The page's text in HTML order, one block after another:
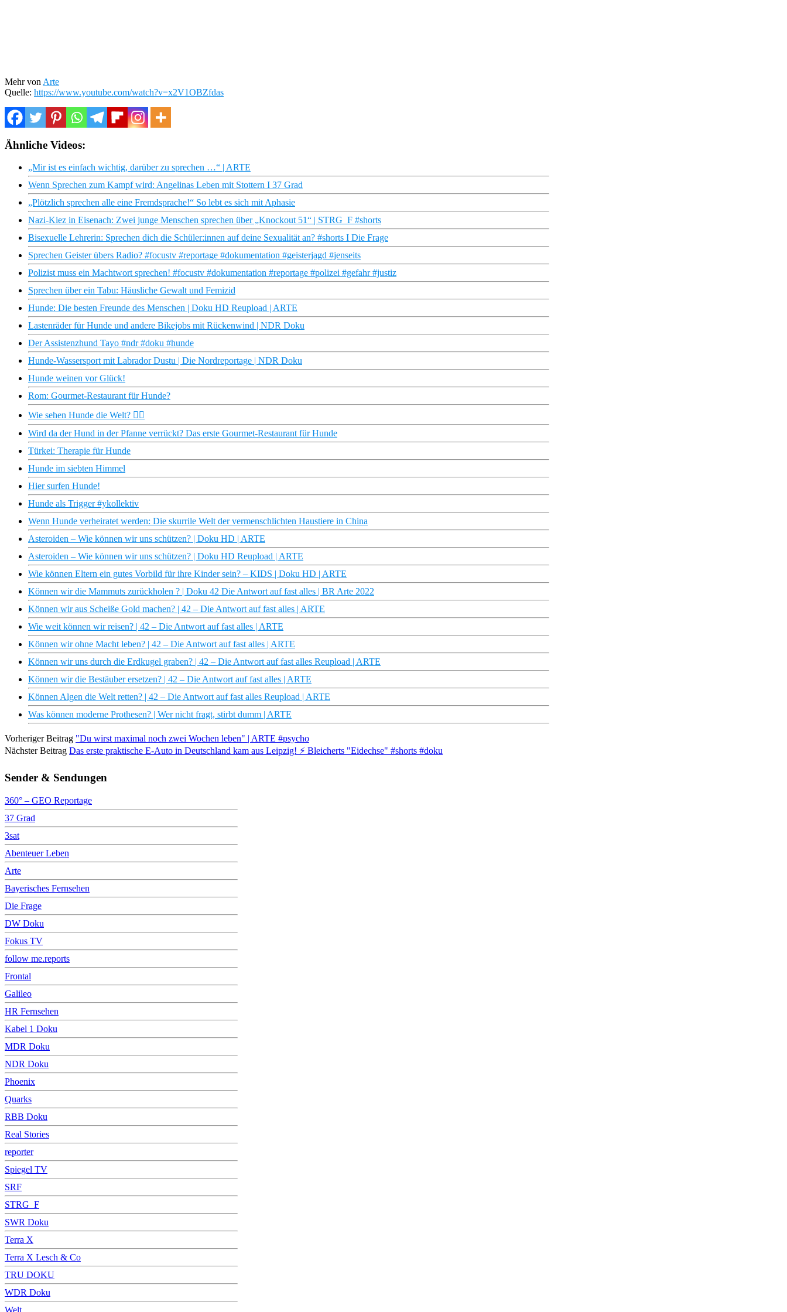
Mehr von Arte
Quelle: https://www.youtube.com/watch?v=x2V1OBZfdas
Ähnliche Videos:
„Mir ist es einfach wichtig, darüber zu sprechen …“ | ARTE
Wenn Sprechen zum Kampf wird: Angelinas Leben mit Stottern I 37 Grad
„Plötzlich sprechen alle eine Fremdsprache!“ So lebt es sich mit Aphasie
Nazi-Kiez in Eisenach: Zwei junge Menschen sprechen über „Knockout 51“ | STRG_F #shorts
Bisexuelle Lehrerin: Sprechen dich die Schüler:innen auf deine Sexualität an? #shorts I Die Frage
Sprechen Geister übers Radio? #focustv #reportage #dokumentation #geisterjagd #jenseits
Polizist muss ein Machtwort sprechen! #focustv #dokumentation #reportage #polizei #gefahr #justiz
Sprechen über ein Tabu: Häusliche Gewalt und Femizid
Hunde: Die besten Freunde des Menschen | Doku HD Reupload | ARTE
Lastenräder für Hunde und andere Bikejobs mit Rückenwind | NDR Doku
Der Assistenzhund Tayo #ndr #doku #hunde
Hunde-Wassersport mit Labrador Dustu | Die Nordreportage | NDR Doku
Hunde weinen vor Glück!
Rom: Gourmet-Restaurant für Hunde?
Wie sehen Hunde die Welt? 🐕‍🦺
Wird da der Hund in der Pfanne verrückt? Das erste Gourmet-Restaurant für Hunde
Türkei: Therapie für Hunde
Hunde im siebten Himmel
Hier surfen Hunde!
Hunde als Trigger #ykollektiv
Wenn Hunde verheiratet werden: Die skurrile Welt der vermenschlichten Haustiere in China
Asteroiden – Wie können wir uns schützen? | Doku HD | ARTE
Asteroiden – Wie können wir uns schützen? | Doku HD Reupload | ARTE
Wie können Eltern ein gutes Vorbild für ihre Kinder sein? – KIDS | Doku HD | ARTE
Können wir die Mammuts zurückholen ? | Doku 42 Die Antwort auf fast alles | BR Arte 2022
Können wir aus Scheiße Gold machen? | 42 – Die Antwort auf fast alles | ARTE
Wie weit können wir reisen? | 42 – Die Antwort auf fast alles | ARTE
Können wir ohne Macht leben? | 42 – Die Antwort auf fast alles | ARTE
Können wir uns durch die Erdkugel graben? | 42 – Die Antwort auf fast alles Reupload | ARTE
Können wir die Bestäuber ersetzen? | 42 – Die Antwort auf fast alles | ARTE
Können Algen die Welt retten? | 42 – Die Antwort auf fast alles Reupload | ARTE
Was können moderne Prothesen? | Wer nicht fragt, stirbt dumm | ARTE
Vorheriger Beitrag "Du wirst maximal noch zwei Wochen leben" | ARTE #psycho
Nächster Beitrag Das erste praktische E-Auto in Deutschland kam aus Leipzig! ⚡ Bleicherts "Eidechse" #shorts #doku
Sender & Sendungen
360° – GEO Reportage
37 Grad
3sat
Abenteuer Leben
Arte
Bayerisches Fernsehen
Die Frage
DW Doku
Fokus TV
follow me.reports
Frontal
Galileo
HR Fernsehen
Kabel 1 Doku
MDR Doku
NDR Doku
Phoenix
Quarks
RBB Doku
Real Stories
reporter
Spiegel TV
SRF
STRG_F
SWR Doku
Terra X
Terra X Lesch & Co
TRU DOKU
WDR Doku
Welt